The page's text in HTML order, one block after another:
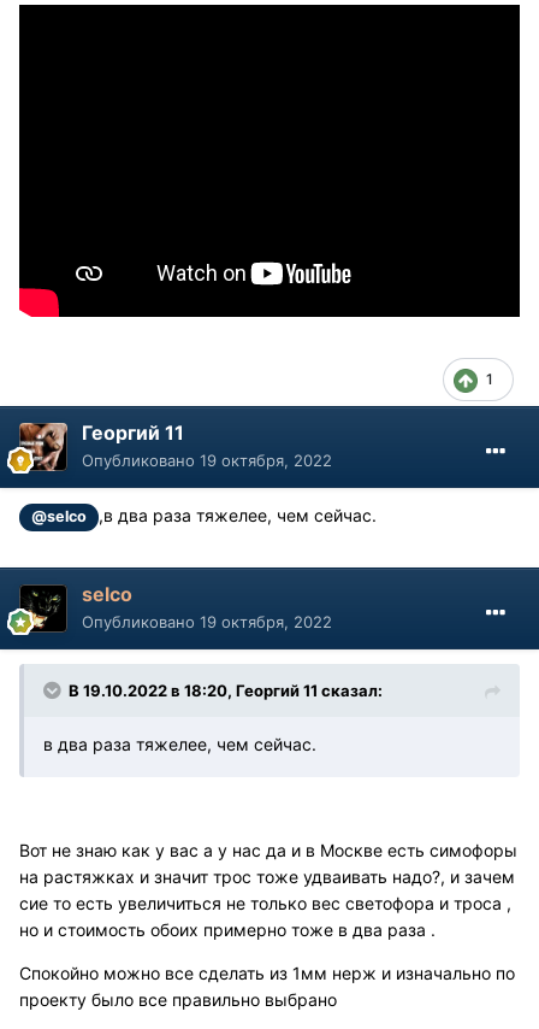
1
Георгий 11
Опубликовано 19 октября, 2022
@selco ,в два раза тяжелее, чем сейчас.
selco
Опубликовано 19 октября, 2022
В 19.10.2022 в 18:20, Георгий 11 сказал:
в два раза тяжелее, чем сейчас.
Вот не знаю как у вас а у нас да и в Москве есть симофоры
на растяжках и значит трос тоже удваивать надо?, и зачем
сие то есть увеличиться не только вес светофора и троса ,
но и стоимость обоих примерно тоже в два раза .
Спокойно можно все сделать из 1мм нерж и изначально по
проекту было все правильно выбрано